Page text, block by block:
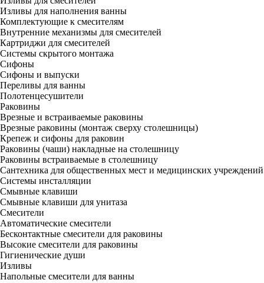
Изливы для наполнения ванны
Комплектующие к смесителям
Внутренние механизмы для смесителей
Картриджи для смесителей
Системы скрытого монтажа
Сифоны
Сифоны и выпуски
Переливы для ванны
Полотенцесушители
Раковины
Врезные и встраиваемые раковины
Врезные раковины (монтаж сверху столешницы)
Крепеж и сифоны для раковин
Раковины (чаши) накладные на столешницу
Раковины встраиваемые в столешницу
Сантехника для общественных мест и медицинских учреждений
Системы инсталляции
Смывные клавиши
Смывные клавиши для унитаза
Смесители
Автоматические смесители
Бесконтактные смесители для раковины
Высокие смесители для раковины
Гигиенические души
Изливы
Напольные смесители для ванны